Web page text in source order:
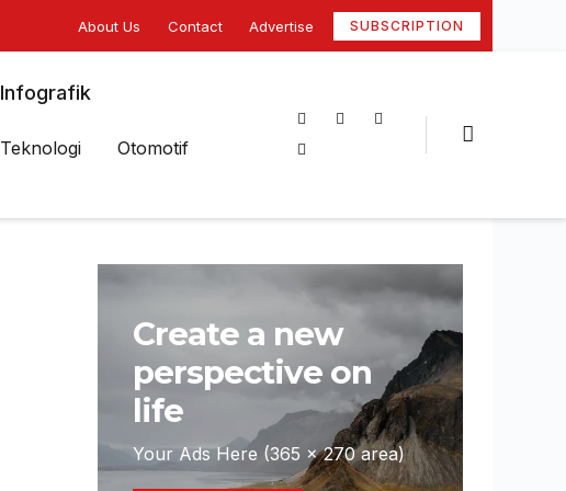
About Us Contact Advertise SUBSCRIPTION
Infografik
Teknologi
Otomotif
Create a new
perspective on
life
Your Ads Here (365 x 270 area)